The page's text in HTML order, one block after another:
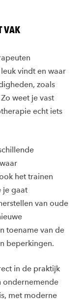
VAK
vindt en waar
zoals
weet je vast
echt iets
het trainen
je gaat
van oude
toename van de
beperkingen.
in de praktijk
ondernemende
met moderne